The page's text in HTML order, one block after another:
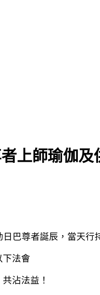
上師瑜伽及
巴尊者誕辰，當天行
下法會
共沾法益 ！